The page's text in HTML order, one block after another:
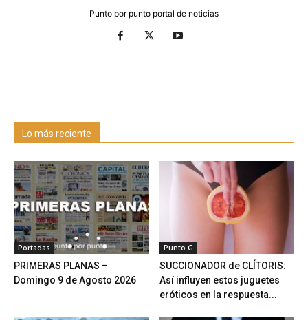
Punto por punto portal de noticias
Lo más reciente
Portadas
PRIMERAS PLANAS –
Domingo 9 de Agosto 2026
Punto G
SUCCIONADOR de CLÍTORIS:
Así influyen estos juguetes
eróticos en la respuesta...